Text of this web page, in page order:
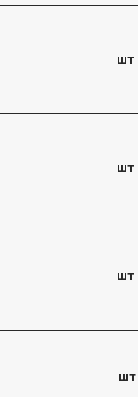
шт
шт
шт
шт